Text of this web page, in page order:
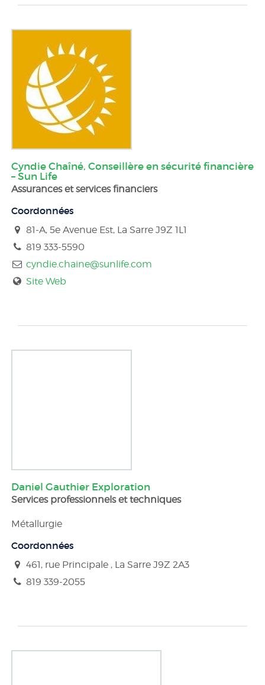
Cyndie Chaîné, Conseillère en sécurité financière
– Sun Life
Assurances et services financiers
Coordonnées
81-A, 5e Avenue Est, La Sarre J9Z 1L1
819 333-5590
cyndie.chaine@sunlife.com
Site Web
Daniel Gauthier Exploration
Services professionnels et techniques
Métallurgie
Coordonnées
461, rue Principale , La Sarre J9Z 2A3
819 339-2055